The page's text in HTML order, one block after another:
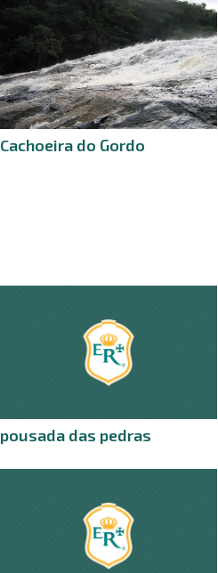
Cachoeira do Gordo
pousada das pedras